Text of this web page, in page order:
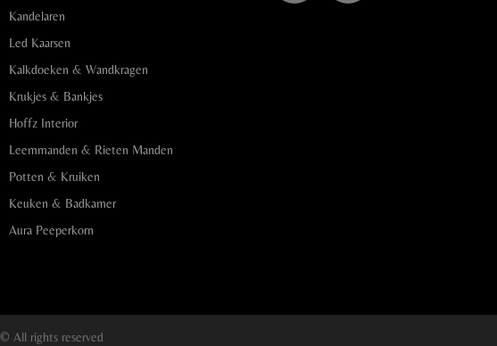
Kandelaren
Led Kaarsen
Kalkdoeken & Wandkragen
Krukjes & Bankjes
Hoffz Interior
Leemmanden & Rieten Manden
Potten & Kruiken
Keuken & Badkamer
Aura Peeperkorn
© All rights reserved